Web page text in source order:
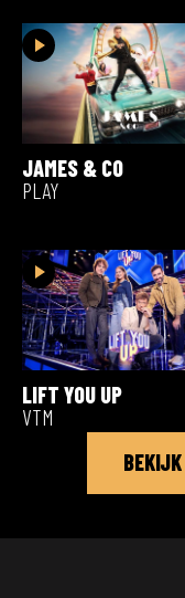
JAMES & CO
PLAY
LIFT YOU UP
VTM
BEKIJK